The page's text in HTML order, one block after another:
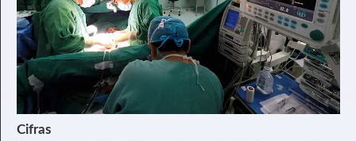
Cifras